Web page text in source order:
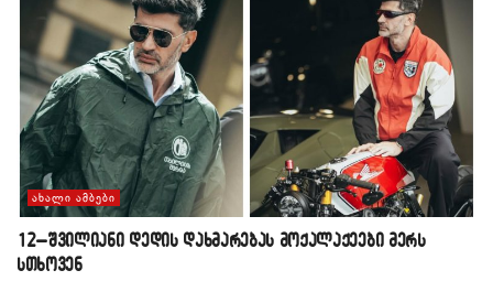
ᲐᲮᲐᲚᲘ ᲐᲛᲑᲔᲑᲘ
12–შვილიანი დედის დახმარებას მოქალაქეები მერს
სთხოვენ